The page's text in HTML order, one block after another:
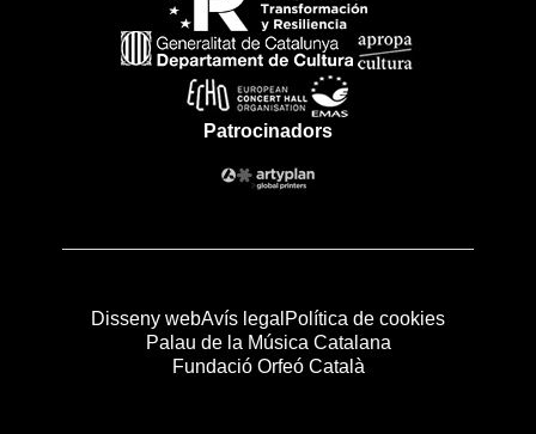
Patrocinadors
Disseny webAvís legal Política de cookies
Palau de la Música Catalana
Fundació Orfeó Català